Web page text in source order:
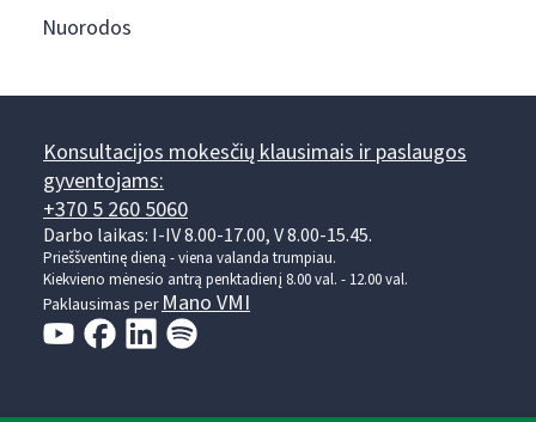
Nuorodos
Konsultacijos mokesčių klausimais ir paslaugos
gyventojams:
+370 5 260 5060
Darbo laikas: I-IV 8.00-17.00, V 8.00-15.45.
Prieššventinę dieną - viena valanda trumpiau.
Kiekvieno mėnesio antrą penktadienį 8.00 val. - 12.00 val.
Paklausimas per Mano VMI